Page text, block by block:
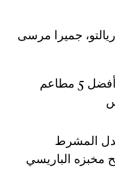
جميرا مرسى
توصيات خاصة: أفضل 5 مطاعم
المشرط
مخبزه الباريسي